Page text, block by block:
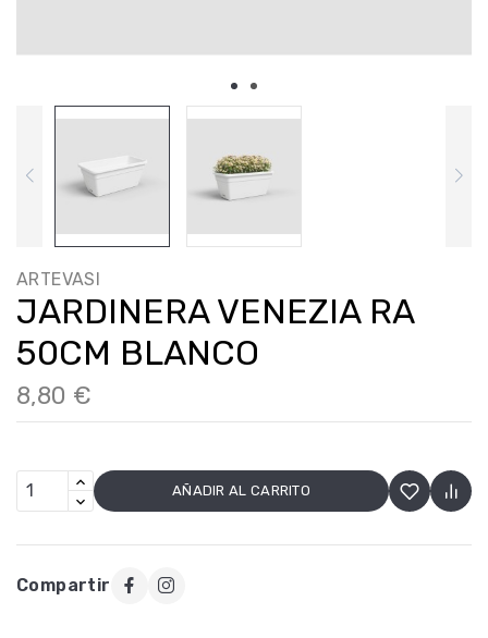
ARTEVASI
JARDINERA VENEZIA RA
50CM BLANCO
8,80 €
AÑADIR AL CARRITO
Compartir